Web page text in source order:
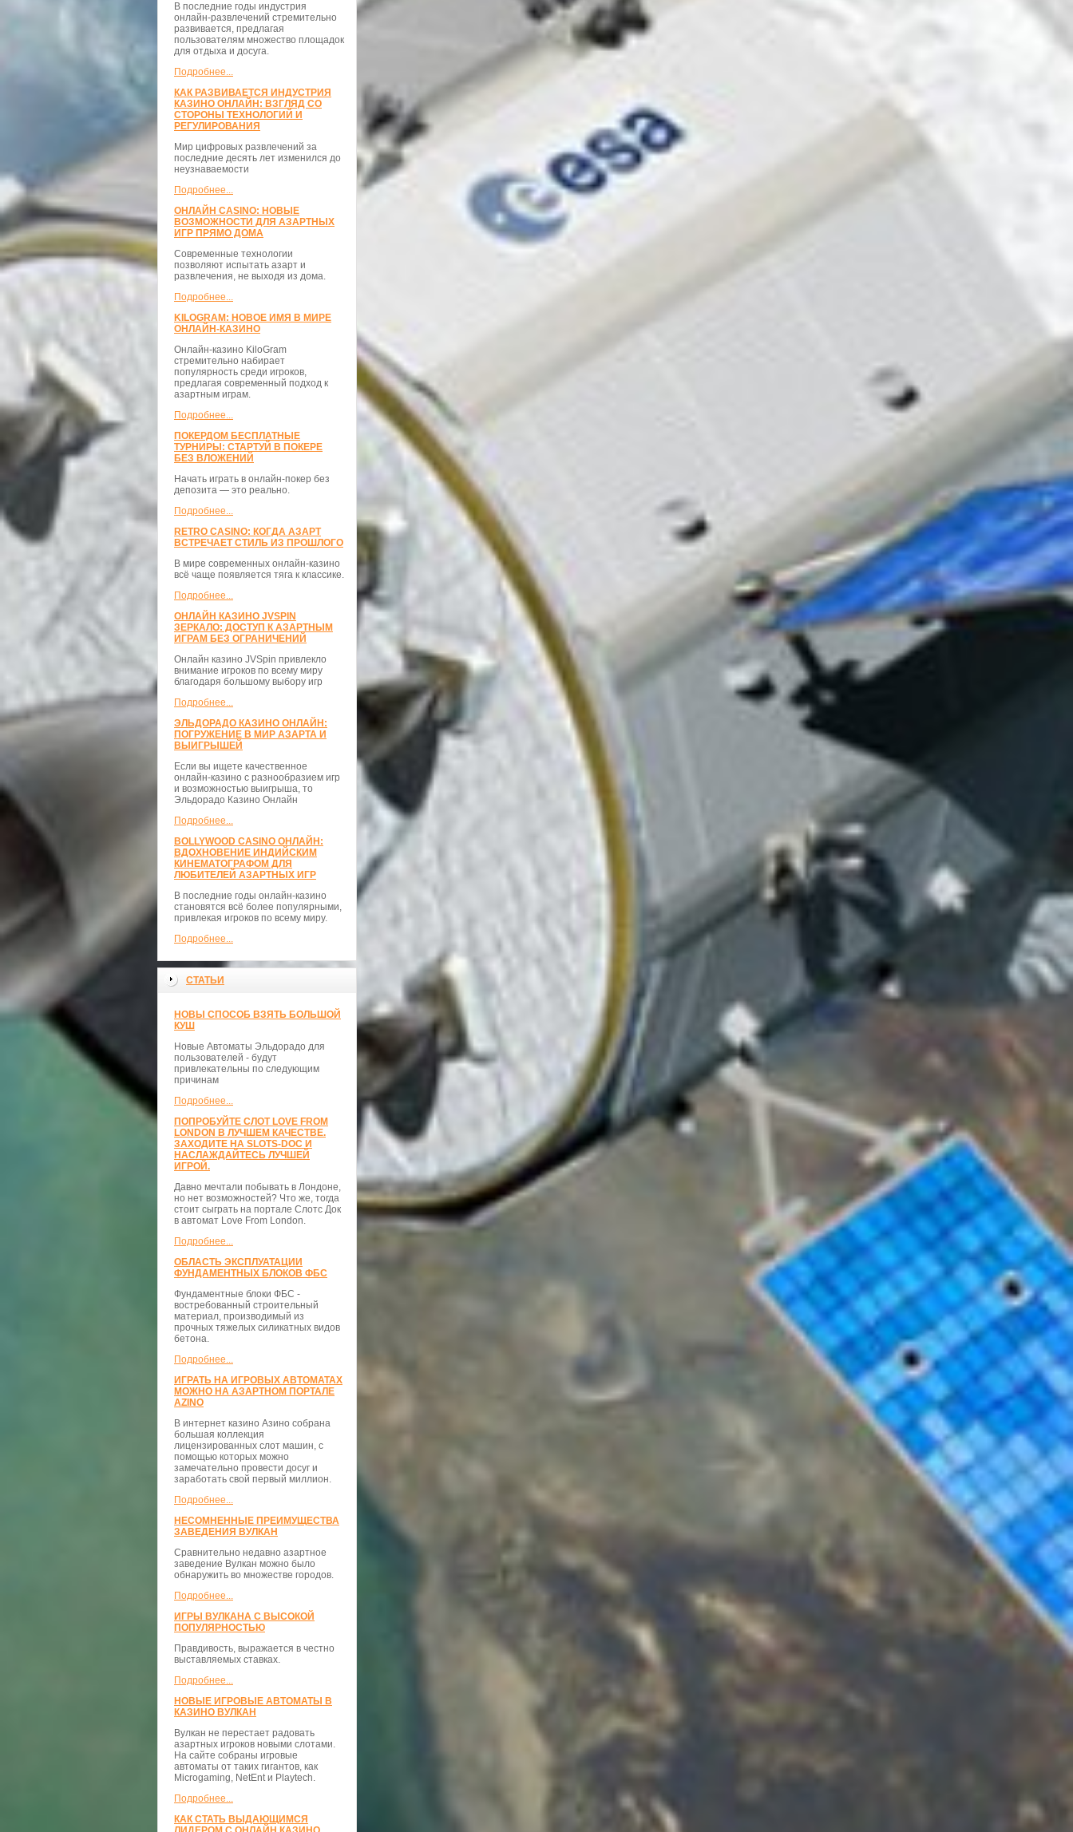
В последние годы индустрия
онлайн-развлечений стремительно
развивается, предлагая
пользователям множество площадок
для отдыха и досуга.
Подробнее...
КАК РАЗВИВАЕТСЯ ИНДУСТРИЯ
КАЗИНО ОНЛАЙН: ВЗГЛЯД СО
СТОРОНЫ ТЕХНОЛОГИЙ И
РЕГУЛИРОВАНИЯ
Мир цифровых развлечений за
последние десять лет изменился до
неузнаваемости
Подробнее...
ОНЛАЙН CASINO: НОВЫЕ
ВОЗМОЖНОСТИ ДЛЯ АЗАРТНЫХ
ИГР ПРЯМО ДОМА
Современные технологии
позволяют испытать азарт и
развлечения, не выходя из дома.
Подробнее...
KILOGRAM: НОВОЕ ИМЯ В МИРЕ
ОНЛАЙН-КАЗИНО
Онлайн-казино KiloGram
стремительно набирает
популярность среди игроков,
предлагая современный подход к
азартным играм.
Подробнее...
ПОКЕРДОМ БЕСПЛАТНЫЕ
ТУРНИРЫ: СТАРТУЙ В ПОКЕРЕ
БЕЗ ВЛОЖЕНИЙ
Начать играть в онлайн-покер без
депозита — это реально.
Подробнее...
RETRO CASINO: КОГДА АЗАРТ
ВСТРЕЧАЕТ СТИЛЬ ИЗ ПРОШЛОГО
В мире современных онлайн-казино
всё чаще появляется тяга к классике.
Подробнее...
ОНЛАЙН КАЗИНО JVSPIN
ЗЕРКАЛО: ДОСТУП К АЗАРТНЫМ
ИГРАМ БЕЗ ОГРАНИЧЕНИЙ
Онлайн казино JVSpin привлекло
внимание игроков по всему миру
благодаря большому выбору игр
Подробнее...
ЭЛЬДОРАДО КАЗИНО ОНЛАЙН:
ПОГРУЖЕНИЕ В МИР АЗАРТА И
ВЫИГРЫШЕЙ
Если вы ищете качественное
онлайн-казино с разнообразием игр
и возможностью выигрыша, то
Эльдорадо Казино Онлайн
Подробнее...
BOLLYWOOD CASINO ОНЛАЙН:
ВДОХНОВЕНИЕ ИНДИЙСКИМ
КИНЕМАТОГРАФОМ ДЛЯ
ЛЮБИТЕЛЕЙ АЗАРТНЫХ ИГР
В последние годы онлайн-казино
становятся всё более популярными,
привлекая игроков по всему миру.
Подробнее...
СТАТЬИ
НОВЫ СПОСОБ ВЗЯТЬ БОЛЬШОЙ
КУШ
Новые Автоматы Эльдорадо для
пользователей - будут
привлекательны по следующим
причинам
Подробнее...
ПОПРОБУЙТЕ СЛОТ LOVE FROM
LONDON В ЛУЧШЕМ КАЧЕСТВЕ.
ЗАХОДИТЕ НА SLOTS-DOC И
НАСЛАЖДАЙТЕСЬ ЛУЧШЕЙ
ИГРОЙ.
Давно мечтали побывать в Лондоне,
но нет возможностей? Что же, тогда
стоит сыграть на портале Слотс Док
в автомат Love From London.
Подробнее...
ОБЛАСТЬ ЭКСПЛУАТАЦИИ
ФУНДАМЕНТНЫХ БЛОКОВ ФБС
Фундаментные блоки ФБС -
востребованный строительный
материал, производимый из
прочных тяжелых силикатных видов
бетона.
Подробнее...
ИГРАТЬ НА ИГРОВЫХ АВТОМАТАХ
МОЖНО НА АЗАРТНОМ ПОРТАЛЕ
AZINO
В интернет казино Азино собрана
большая коллекция
лицензированных слот машин, с
помощью которых можно
замечательно провести досуг и
заработать свой первый миллион.
Подробнее...
НЕСОМНЕННЫЕ ПРЕИМУЩЕСТВА
ЗАВЕДЕНИЯ ВУЛКАН
Сравнительно недавно азартное
заведение Вулкан можно было
обнаружить во множестве городов.
Подробнее...
ИГРЫ ВУЛКАНА С ВЫСОКОЙ
ПОПУЛЯРНОСТЬЮ
Правдивость, выражается в честно
выставляемых ставках.
Подробнее...
НОВЫЕ ИГРОВЫЕ АВТОМАТЫ В
КАЗИНО ВУЛКАН
Вулкан не перестает радовать
азартных игроков новыми слотами.
На сайте собраны игровые
автоматы от таких гигантов, как
Microgaming, NetEnt и Playtech.
Подробнее...
КАК СТАТЬ ВЫДАЮЩИМСЯ